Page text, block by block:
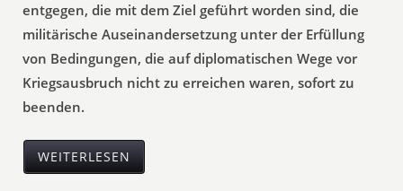
entgegen, die mit dem Ziel geführt worden sind, die
militärische Auseinandersetzung unter der Erfüllung
von Bedingungen, die auf diplomatischen Wege vor
Kriegsausbruch nicht zu erreichen waren, sofort zu
beenden.
WEITERLESEN